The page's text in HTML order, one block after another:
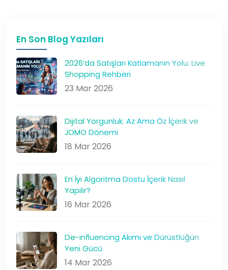
En Son Blog Yazıları
2026’da Satışları Katlamanın Yolu: Live
Shopping Rehberi
23 Mar 2026
Dijital Yorgunluk: Az Ama Öz İçerik ve
JOMO Dönemi
18 Mar 2026
En İyi Algoritma Dostu İçerik Nasıl
Yapılır?
16 Mar 2026
De-influencing Akımı ve Dürüstlüğün
Yeni Gücü
14 Mar 2026